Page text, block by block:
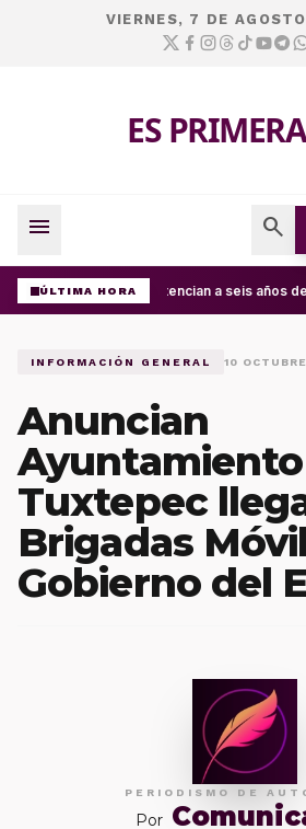
VIERNES, 7 DE
ES
menu search
ÚLTIMA HORA Sentencian a seis años
INFORMACIÓN GENERAL 10
Anuncian
Tuxtepec
Brigadas
Gobierno del
PERIODISMO DE
Por